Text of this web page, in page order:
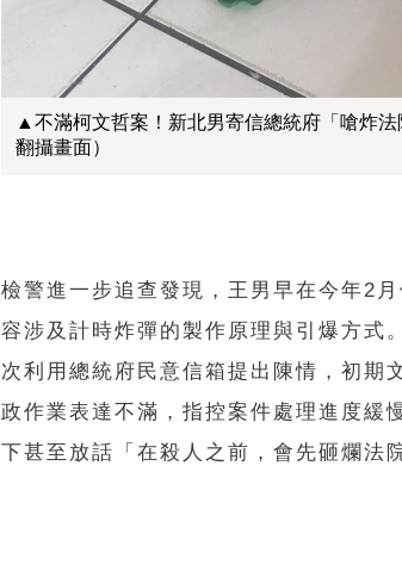
▲不滿柯文哲案！新北男寄信總統府「嗆炸
翻攝畫面）
檢警進一步追查發現，王男早在今年2
容涉及計時炸彈的製作原理與引爆方式
次利用總統府民意信箱提出陳情，初期
政作業表達不滿，指控案件處理進度緩
下甚至放話「在殺人之前，會先砸爛法